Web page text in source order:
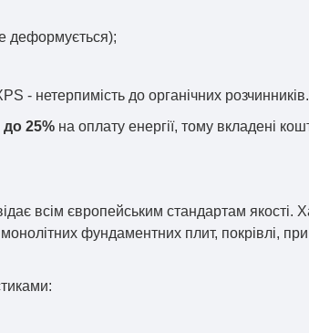
деформується);
- нетерпимість до органічних розчинників.
25% на оплату енергії, тому вкладені
всім європейським стандартам якості.
фундаментних плит, покрівлі,